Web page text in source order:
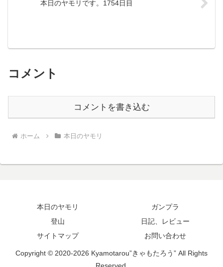
本日のヤモリです。1754日目
コメント
コメントを書き込む
ホーム 本日のヤモリ
本日のヤモリ
ガンプラ
登山
日記、レビュー
サイトマップ
お問い合わせ
Copyright © 2020-2026 Kyamotarou”きゃもたろう” All Rights